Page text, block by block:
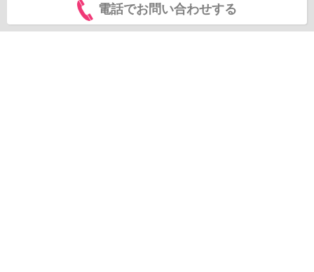
電話でお問い合わせする